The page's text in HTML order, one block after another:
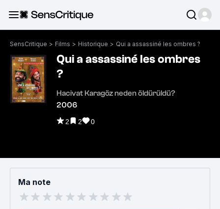
SensCritique > Films > Historique > Qui a assassiné les ombres ?
Qui a assassiné les ombres
?
Hacivat Karagöz neden öldürüldü?
2006
2 2 0
Ma note